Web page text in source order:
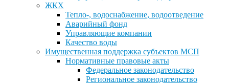
ЖКХ
Тепло-, водоснабжение, водоотведение
Аварийный фонд
Управляющие компании
Качество воды
Имущественная поддержка субъектов МСП
Нормативные правовые акты
Федеральное законодательство
Региональное законодательство